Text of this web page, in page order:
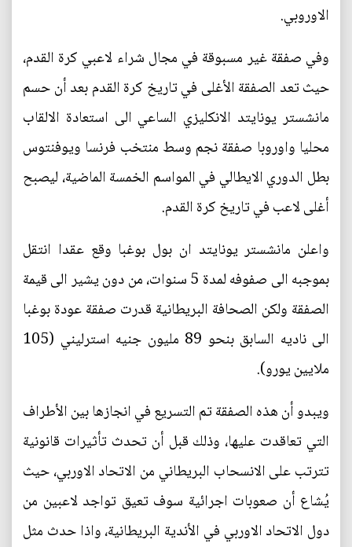
الاوروبي.
وفي صفقة غير مسبوقة في مجال شراء لاعبي كرة القدم،
حيث تعد الصفقة الأغلى في تاريخ كرة القدم بعد أن حسم
مانشستر يونايتد الانكليزي الساعي الى استعادة الالقاب
محليا واوروبا صفقة نجم وسط منتخب فرنسا ويوفنتوس
بطل الدوري الايطالي في المواسم الخمسة الماضية، ليصبح
أغلى لاعب في تاريخ كرة القدم.
واعلن مانشستر يونايتد ان بول بوغبا وقع عقدا انتقل
بموجبه الى صفوفه لمدة 5 سنوات، من دون يشير الى قيمة
الصفقة ولكن الصحافة البريطانية قدرت صفقة عودة بوغبا
الى ناديه السابق بنحو 89 مليون جنيه استرليني (105
ملايين يورو).
ويبدو أن هذه الصفقة تم التسريع في انجازها بين الأطراف
التي تعاقدت عليها، وذلك قبل أن تحدث تأثيرات قانونية
تترتب على الانسحاب البريطاني من الاتحاد الاوربي، حيث
يُشاع أن صعوبات اجرائية سوف تعيق تواجد لاعبين من
دول الاتحاد الاوربي في الأندية البريطانية، واذا حدث مثل